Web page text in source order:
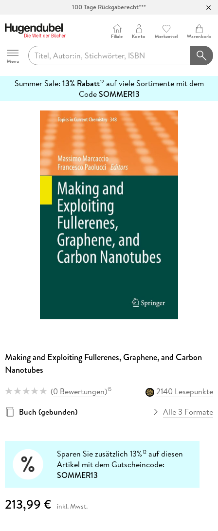
100 Tage Rückgaberecht***
Hugendubel
Menu
Filiale Konto Merkzettel Warenkorb
Summer Sale: 13% Rabatt12auf viele Sortimente mit dem
CodeSOMMER13
erfahren
Making and Exploiting Fullerenes, Graphene, and Carbon
Nanotubes
(0 Bewertungen)15
2140 Lesepunkte
Buch (gebunden)
Alle 3 Formate
Sparen Sie zusätzlich 13%12 auf diesen
Artikel mit dem Gutscheincode:
SOMMER13
213,99 € inkl. Mwst.